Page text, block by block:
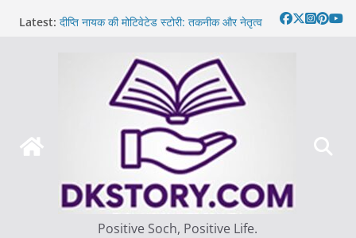
Latest: दीप्ति नायक की मोटिवेटेड स्टोरी: तकनीक और नेतृत्व
Thought of the day
आज का दिन: बदलाव का सही समय |
Positive Soch, Positive Life.